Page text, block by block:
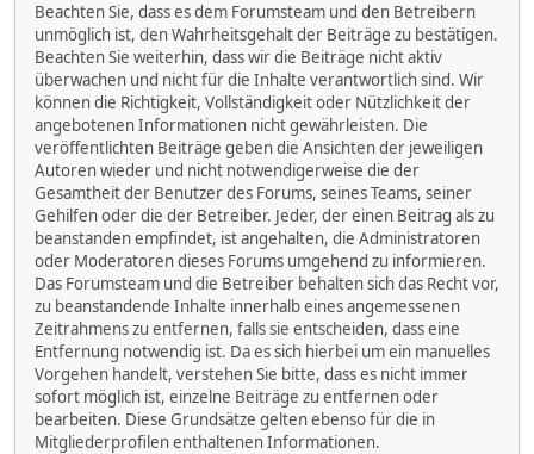
Beachten Sie, dass es dem Forumsteam und den Betreibern
unmöglich ist, den Wahrheitsgehalt der Beiträge zu bestätigen.
Beachten Sie weiterhin, dass wir die Beiträge nicht aktiv
überwachen und nicht für die Inhalte verantwortlich sind. Wir
können die Richtigkeit, Vollständigkeit oder Nützlichkeit der
angebotenen Informationen nicht gewährleisten. Die
veröffentlichten Beiträge geben die Ansichten der jeweiligen
Autoren wieder und nicht notwendigerweise die der
Gesamtheit der Benutzer des Forums, seines Teams, seiner
Gehilfen oder die der Betreiber. Jeder, der einen Beitrag als zu
beanstanden empfindet, ist angehalten, die Administratoren
oder Moderatoren dieses Forums umgehend zu informieren.
Das Forumsteam und die Betreiber behalten sich das Recht vor,
zu beanstandende Inhalte innerhalb eines angemessenen
Zeitrahmens zu entfernen, falls sie entscheiden, dass eine
Entfernung notwendig ist. Da es sich hierbei um ein manuelles
Vorgehen handelt, verstehen Sie bitte, dass es nicht immer
sofort möglich ist, einzelne Beiträge zu entfernen oder
bearbeiten. Diese Grundsätze gelten ebenso für die in
Mitgliederprofilen enthaltenen Informationen.